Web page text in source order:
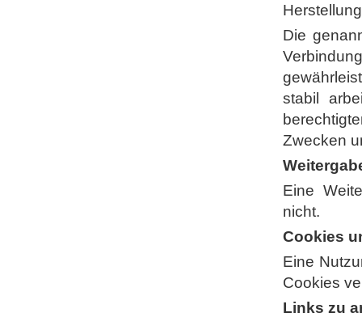
Die
stabil
Zwecken
Eine
nicht.
Cookies
Eine
Cookies
Links zu